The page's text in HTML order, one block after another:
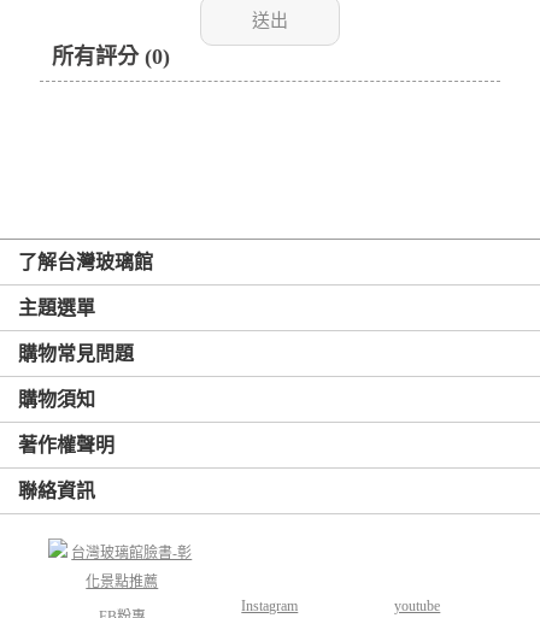
所有評分 (0)
了解台灣玻璃館
主題選單
購物常見問題
購物須知
著作權聲明
聯絡資訊
Instagram youtube